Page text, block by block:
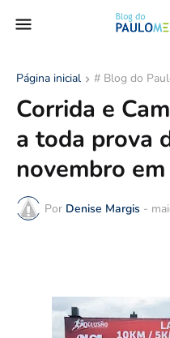
Página inicial # Blog do
Corrida e
a toda prova
novembro
Por Denise Margis -